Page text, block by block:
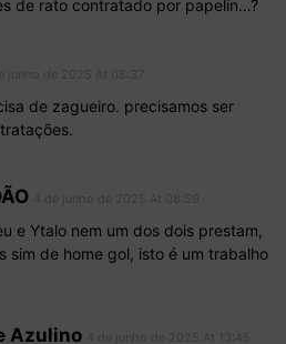
de rato contratado por papelin…?
de zagueiro. precisamos ser
e Ytalo nem um dos dois prestam,
sim de home gol, isto é um trabalho
Azulino